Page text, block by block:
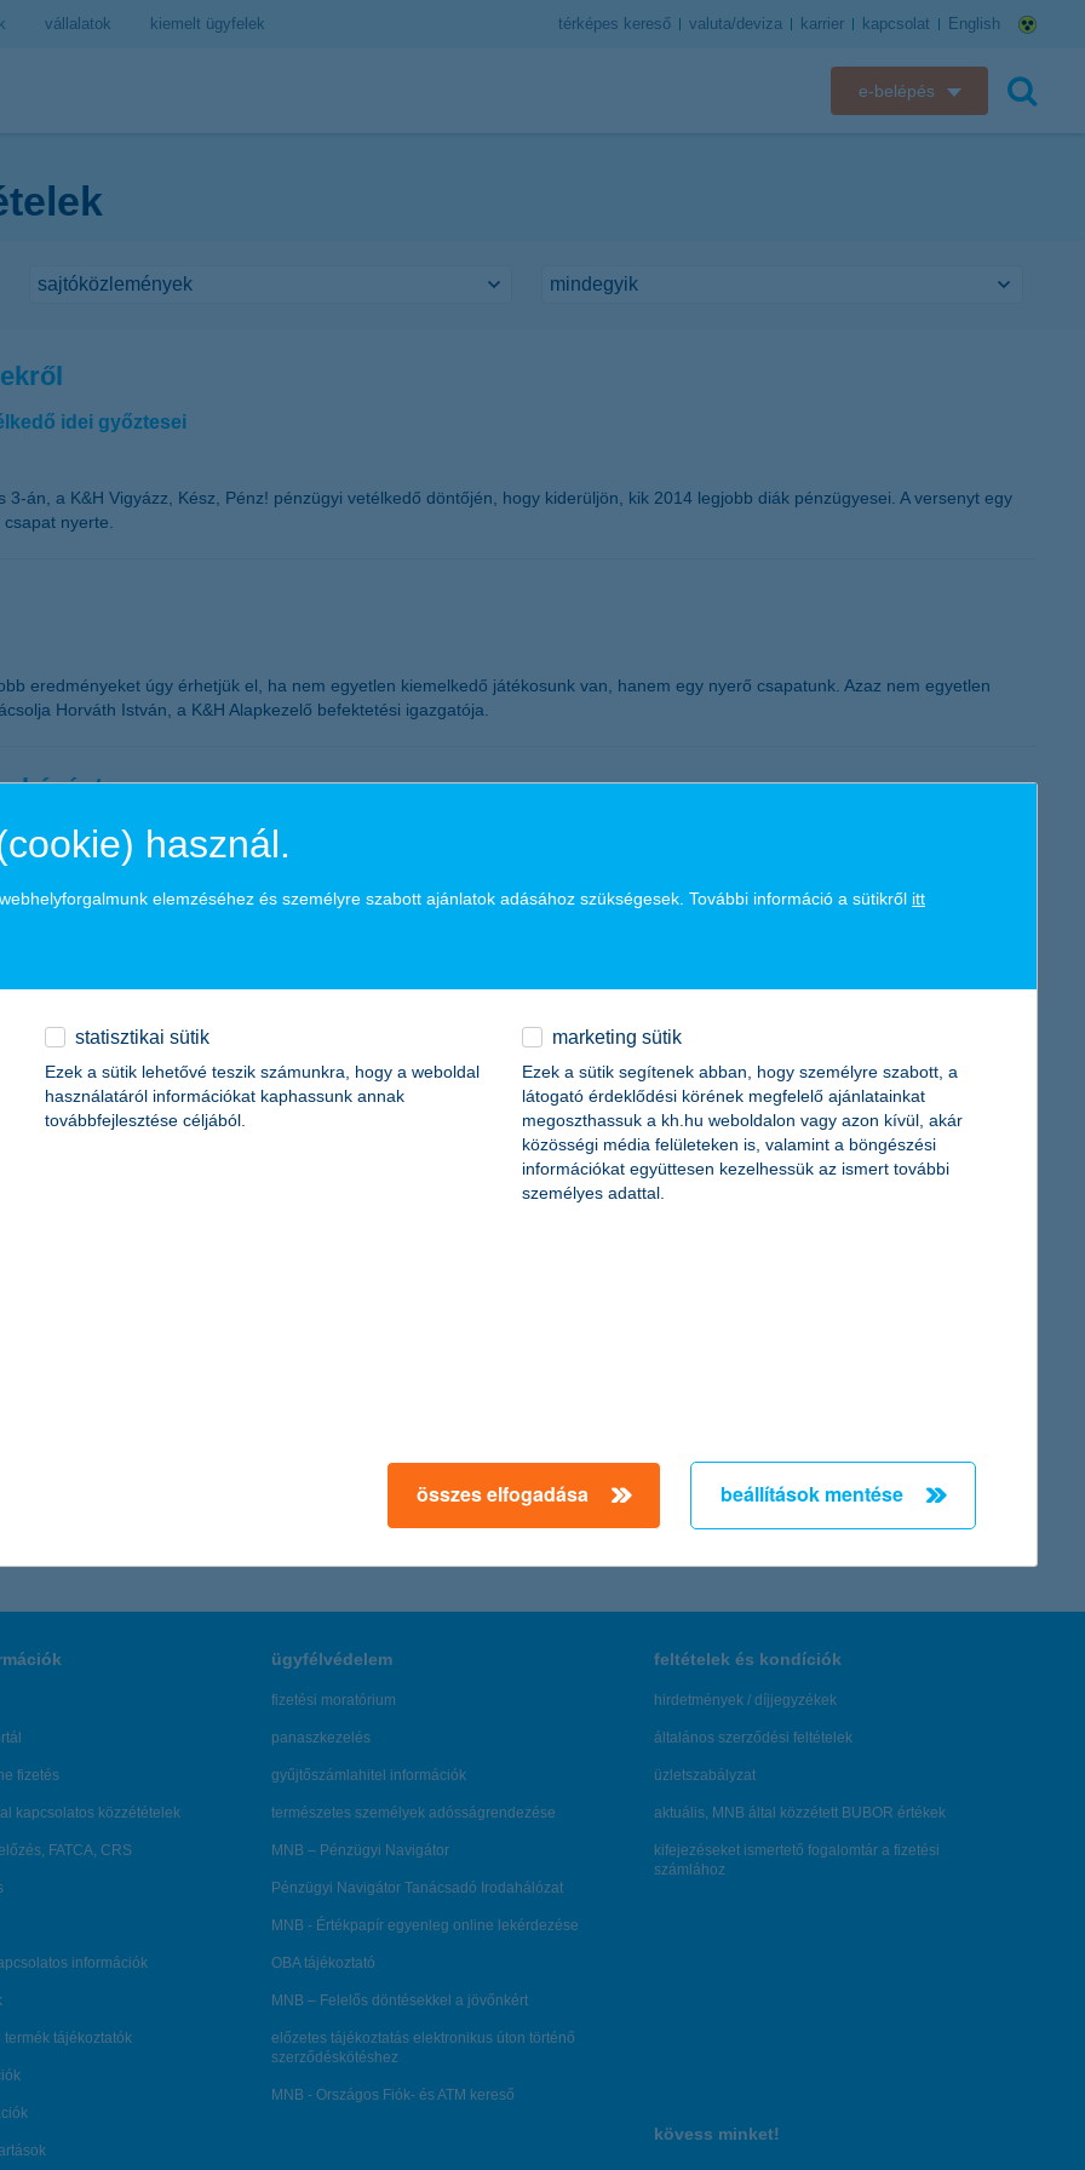
vállalatok kiemelt ügyfelek térképes kereső valuta/deviza karrier kapcsolat English
e-belépés
K&H e-kártyafelület
idei győztesei
án, a K&H Vigyázz, Kész, Pénz! pénzügyi vetélkedő döntőjén, hogy kiderüljön, kik 2014 legjobb diák pénzügyesei. A versenyt egy
nyerte.
eredményeket úgy érhetjük el, ha nem egyetlen kiemelkedő játékosunk van, hanem egy nyerő csapatunk. Azaz nem egyetlen
Horváth István, a K&H Alapkezelő befektetési igazgatója.
is az informatikai fejlesztések a legnépszerűbbek a kkv-k körében, de nőtt a gépjárműpark korszerűsítésével kacérkodó
megnőtt, míg a mezőgazdasági cégeknél inkább lecsökkent a beruházásban gondolkodó cégek aránya – derül ki a K&H kkv
a K&H SZÉP Kártyákon
de így sem sikerült minden, május 31-én lejáró összeget elkölteniük a pihenőkártyáról. 151 millió forintot utal vissza a bank a
töltötték fel munkavállalóik számára. Közel 21 000 K&H SZÉP Kártya birtokos átlagosan körülbelül egy kétfős vacsora árát, 7300
← Első utolsó →
fizetés
kapcsolatos közzétételek
FATCA, CRS
információk
termék tájékoztatók
ügyfélvédelem
fizetési moratórium
panaszkezelés
gyűjtőszámlahitel információk
természetes személyek adósságrendezése
MNB – Pénzügyi Navigátor
Pénzügyi Navigátor Tanácsadó Irodahálózat
MNB - Értékpapír egyenleg online lekérdezése
OBA tájékoztató
MNB – Felelős döntésekkel a jövőnkért
előzetes tájékoztatás elektronikus úton történő
szerződéskötéshez
MNB - Országos Fiók- és ATM kereső
feltételek és kondíciók
hirdetmények / díjjegyzékek
általános szerződési feltételek
üzletszabályzat
aktuális, MNB által közzétett BUBOR értékek
kifejezéseket ismertető fogalomtár a fizetési
számlához
kövess minket!
használ.
elemzéséhez és személyre szabott ajánlatok adásához szükségesek. További információ a sütikről itt
statisztikai sütik
Ezek a sütik lehetővé teszik számunkra, hogy a weboldal
használatáról információkat kaphassunk annak
továbbfejlesztése céljából.
marketing sütik
Ezek a sütik segítenek abban, hogy személyre szabott, a
látogató érdeklődési körének megfelelő ajánlatainkat
megoszthassuk a kh.hu weboldalon vagy azon kívül, akár
közösségi média felületeken is, valamint a böngészési
információkat együttesen kezelhessük az ismert további
személyes adattal.
összes elfogadása beállítások mentése